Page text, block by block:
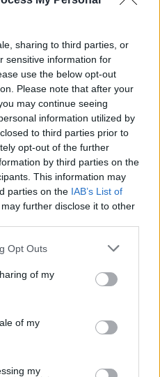
sharing to third parties, or
sensitive information for
use the below opt-out
Please note that after your
may continue seeing
information utilized by
to third parties prior to
opt-out of the further
by third parties on the
This information may
parties on the IAB’s List of
further disclose it to other
Opt Outs
of my
of my
my